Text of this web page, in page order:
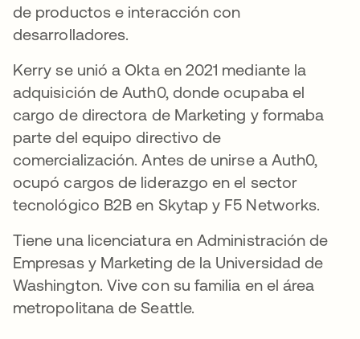
de productos e interacción con
desarrolladores.
Kerry se unió a Okta en 2021 mediante la
adquisición de Auth0, donde ocupaba el
cargo de directora de Marketing y formaba
parte del equipo directivo de
comercialización. Antes de unirse a Auth0,
ocupó cargos de liderazgo en el sector
tecnológico B2B en Skytap y F5 Networks.
Tiene una licenciatura en Administración de
Empresas y Marketing de la Universidad de
Washington. Vive con su familia en el área
metropolitana de Seattle.